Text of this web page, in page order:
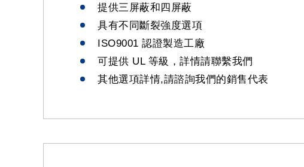
提供三屏蔽和四屏蔽
具有不同斷裂強度選項
ISO9001 認證製造工廠
可提供 UL 等級，詳情請聯繫我們
其他選項詳情,請諮詢我們的銷售代表